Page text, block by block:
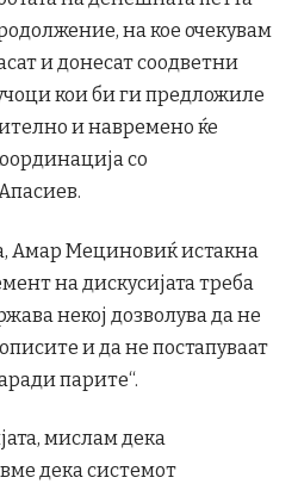
на кое очекувам
и донесат соодветни
кои би ги предложиле
и навремено ќе
со
Амар Мециновиќ истакна
на дискусијата треба
некој дозволува да не
и да не постапуваат
парите“.
мислам дека
дека системот